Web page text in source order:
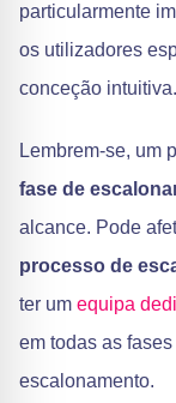
particularmente
os utilizadores
conceção intuitiva.
Lembrem-se, um
fase de
alcance. Pode
processo de
ter um equipa
em todas as fases
escalonamento.